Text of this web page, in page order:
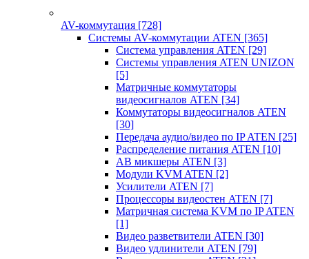
AV-коммутация [728]
Системы AV-коммутации ATEN [365]
Система управления ATEN [29]
Системы управления ATEN UNIZON
[5]
Матричные коммутаторы
видеосигналов ATEN [34]
Коммутаторы видеосигналов ATEN
[30]
Передача аудио/видео по IP ATEN [25]
Распределение питания ATEN [10]
АВ микшеры ATEN [3]
Модули KVM ATEN [2]
Усилители ATEN [7]
Процессоры видеостен ATEN [7]
Матричная система KVM по IP ATEN
[1]
Видео разветвители ATEN [30]
Видео удлинители ATEN [79]